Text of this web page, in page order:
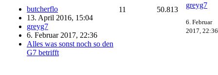
butcherflo
13. April 2016, 15:04
greyg7
6. Februar 2017, 22:36
Alles was sonst noch so den
G7 betrifft
11 50.813
greyg7
6. Februar
2017, 22:36